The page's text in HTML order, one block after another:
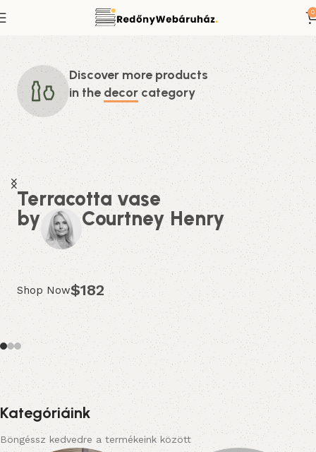
0
Discover more products
in the decorcategory
Terracotta vase
by
Courtney Henry
Shop Now$182
Kategóriáink
Böngéssz kedvedre a termékeink között